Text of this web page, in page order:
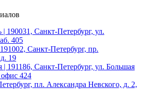
| 190031, Санкт-Петербург, ул.
405
Санкт-Петербург, пр.
19
| 191186, Санкт-Петербург, ул. Большая
424
пл. Александра Невского, д. 2,